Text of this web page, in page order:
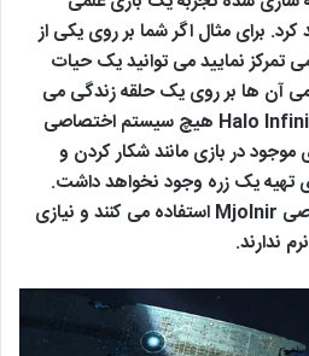
کرد. برای مثال اگر شما بر روی یکی از
تمرکز نمایید می توانید یک حیات
آن ها بر روی یک حلقه زندگی می
کنند. اما با این حال در بازی Halo Infinite هیچ سیستم اختصاصی
در بازی مانند شکار کردن و
تهیه یک زره وجود نخواهد داشت.
اسپارتان ها از زره های اختصاصی Mjolnir استفاده می کنند و نیازی
ندارند.